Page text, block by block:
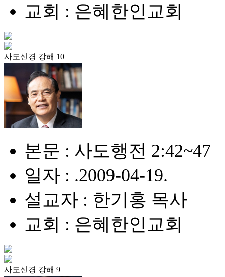
교회 : 은혜한인교회
사도신경 강해 10
본문 : 사도행전 2:42~47
일자 : .2009-04-19.
설교자 : 한기홍 목사
교회 : 은혜한인교회
사도신경 강해 9